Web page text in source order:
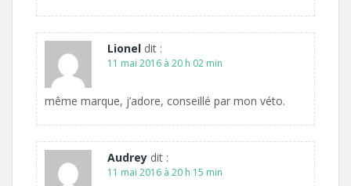
Lionel dit :
11 mai 2016 à 20 h 02 min
même marque, j’adore, conseillé par mon véto.
Audrey dit :
11 mai 2016 à 20 h 15 min